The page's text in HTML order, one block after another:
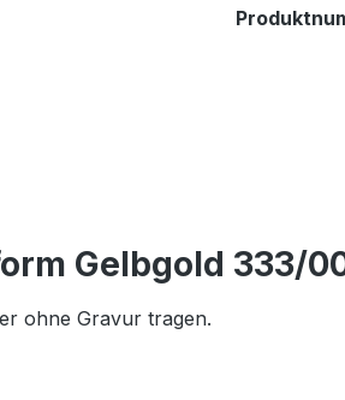
Gelbgold 333/
ohne Gravur tragen.